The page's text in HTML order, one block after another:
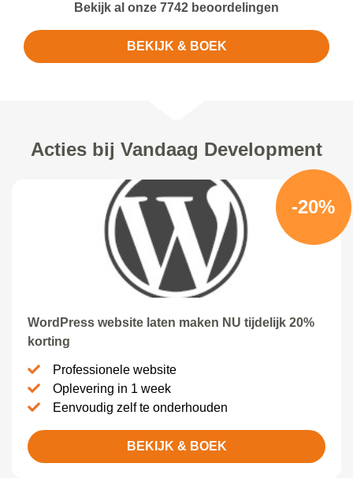
Bekijk al onze 7742 beoordelingen
BEKIJK & BOEK
Acties bij Vandaag Development
-20%
WordPress website laten maken NU tijdelijk 20%
korting
Professionele website
Oplevering in 1 week
Eenvoudig zelf te onderhouden
BEKIJK & BOEK